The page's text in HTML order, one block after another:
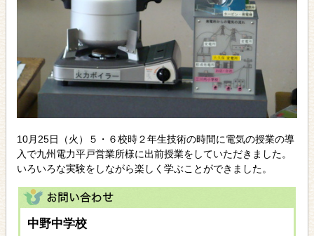
10月25日（火）５・６校時２年生技術の時間に電気の授業の導
入で九州電力平戸営業所様に出前授業をしていただきました。
いろいろな実験をしながら楽しく学ぶことができました。
中野中学校